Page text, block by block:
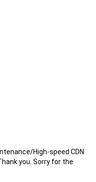
High-speed CDN
you. Sorry for the